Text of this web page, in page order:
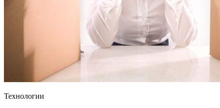
Технологии